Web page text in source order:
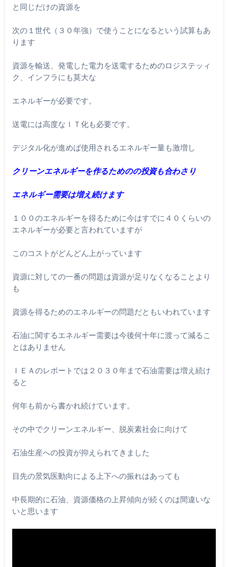
と同じだけの資源を
次の１世代（３０年強）で使うことになるという試算もあ
ります
資源を輸送、発電した電力を送電するためのロジステッィ
ク、インフラにも莫大な
エネルギーが必要です。
送電には高度なＩＴ化も必要です。
デジタル化が進めば使用されるエネルギー量も激増し
クリーンエネルギーを作るためのの投資も合わさり
エネルギー需要は増え続けます
１００のエネルギーを得るために今はすでに４０くらいの
エネルギーが必要と言われていますが
このコストがどんどん上がっています
資源に対しての一番の問題は資源が足りなくなることより
も
資源を得るためのエネルギーの問題だともいわれています
石油に関するエネルギー需要は今後何十年に渡って減るこ
とはあり ません
ＩＥＡのレポートでは２０３０年まで石油需要は増え続け
ると
何年も前から書かれ続けています。
その中でクリーンエネルギー、脱炭素社会に向けて
石油生産への投資が抑えられてきました
目先の景気医動向による上下への振れはあっても
中長期的に石油、資源価格の上昇傾向が続くのは間違いな
いと思い ます